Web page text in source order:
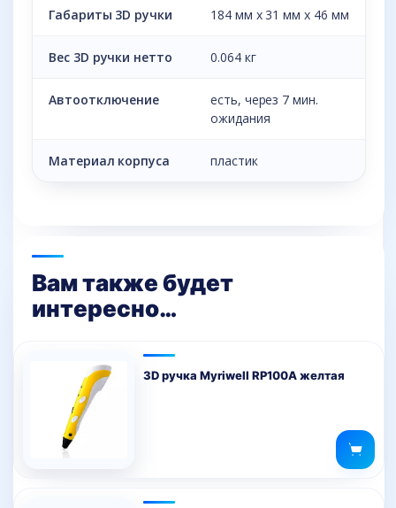
Габариты 3D ручки 184 мм х 31 мм х 46 мм
Вес 3D ручки нетто 0.064 кг
Автоотключение
есть, через 7 мин.
ожидания
Материал корпуса пластик
Вам также будет
интересно…
3D ручка Myriwell RP100A желтая